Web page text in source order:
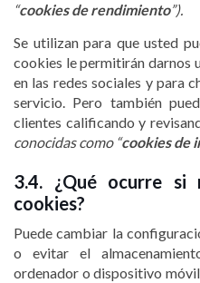
“cookies de rendimiento”).
Se utilizan para que usted
cookies le permitirán darnos
en las redes sociales y para
servicio. Pero también
clientes calificando y
conocidas como “cookies de
3.4. ¿Qué ocurre si
cookies?
Puede cambiar la
o evitar el
ordenador o dispositivo